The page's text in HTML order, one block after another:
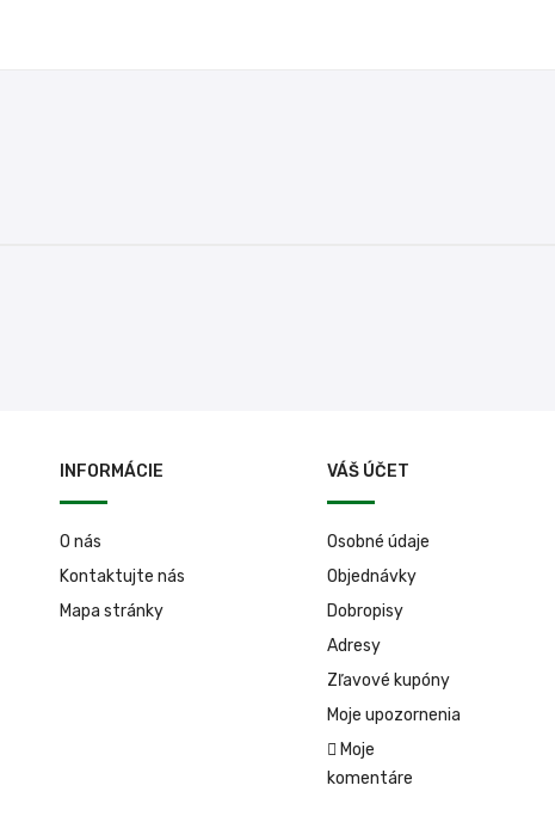
INFORMÁCIE
O nás
Kontaktujte nás
Mapa stránky
VÁŠ ÚČET
Osobné údaje
Objednávky
Dobropisy
Adresy
Zľavové kupóny
Moje upozornenia
Moje
komentáre